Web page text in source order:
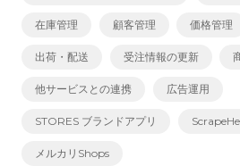
在庫管理 顧客管理 価格管理
出荷・配送 受注情報の更新
他サービスとの連携 広告運用
STORES ブランドアプリ
メルカリShops